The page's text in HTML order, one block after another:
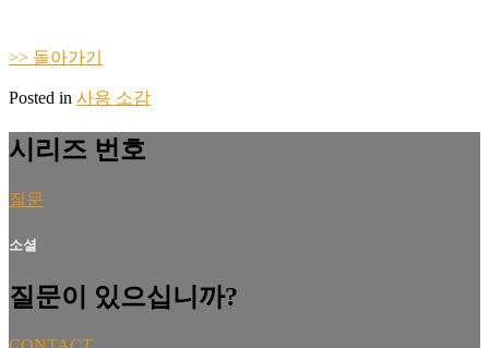
>> 돌아가기
Posted in 사용 소감
시리즈 번호
질문
소셜
질문이 있으십니까?